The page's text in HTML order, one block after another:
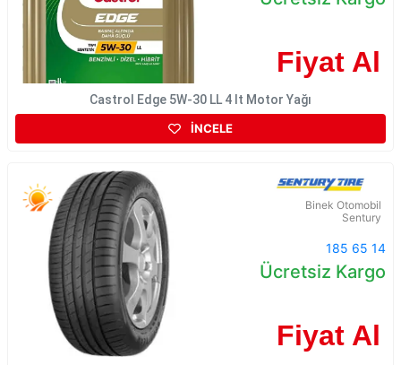
Fiyat Al
Castrol Edge 5W-30 LL 4 lt Motor Yağı
İNCELE
Binek Otomobil
Sentury
185 65 14
Ücretsiz Kargo
Fiyat Al